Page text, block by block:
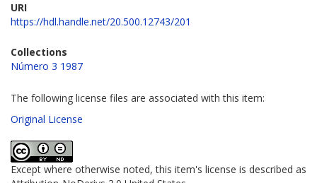
URI
https://hdl.handle.net/20.500.12743/201
Collections
Número 3 1987
The following license files are associated with this item:
Original License
Except where otherwise noted, this item's license is described as